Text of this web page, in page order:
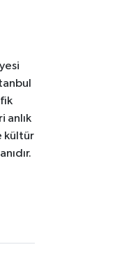
anlık
kültür